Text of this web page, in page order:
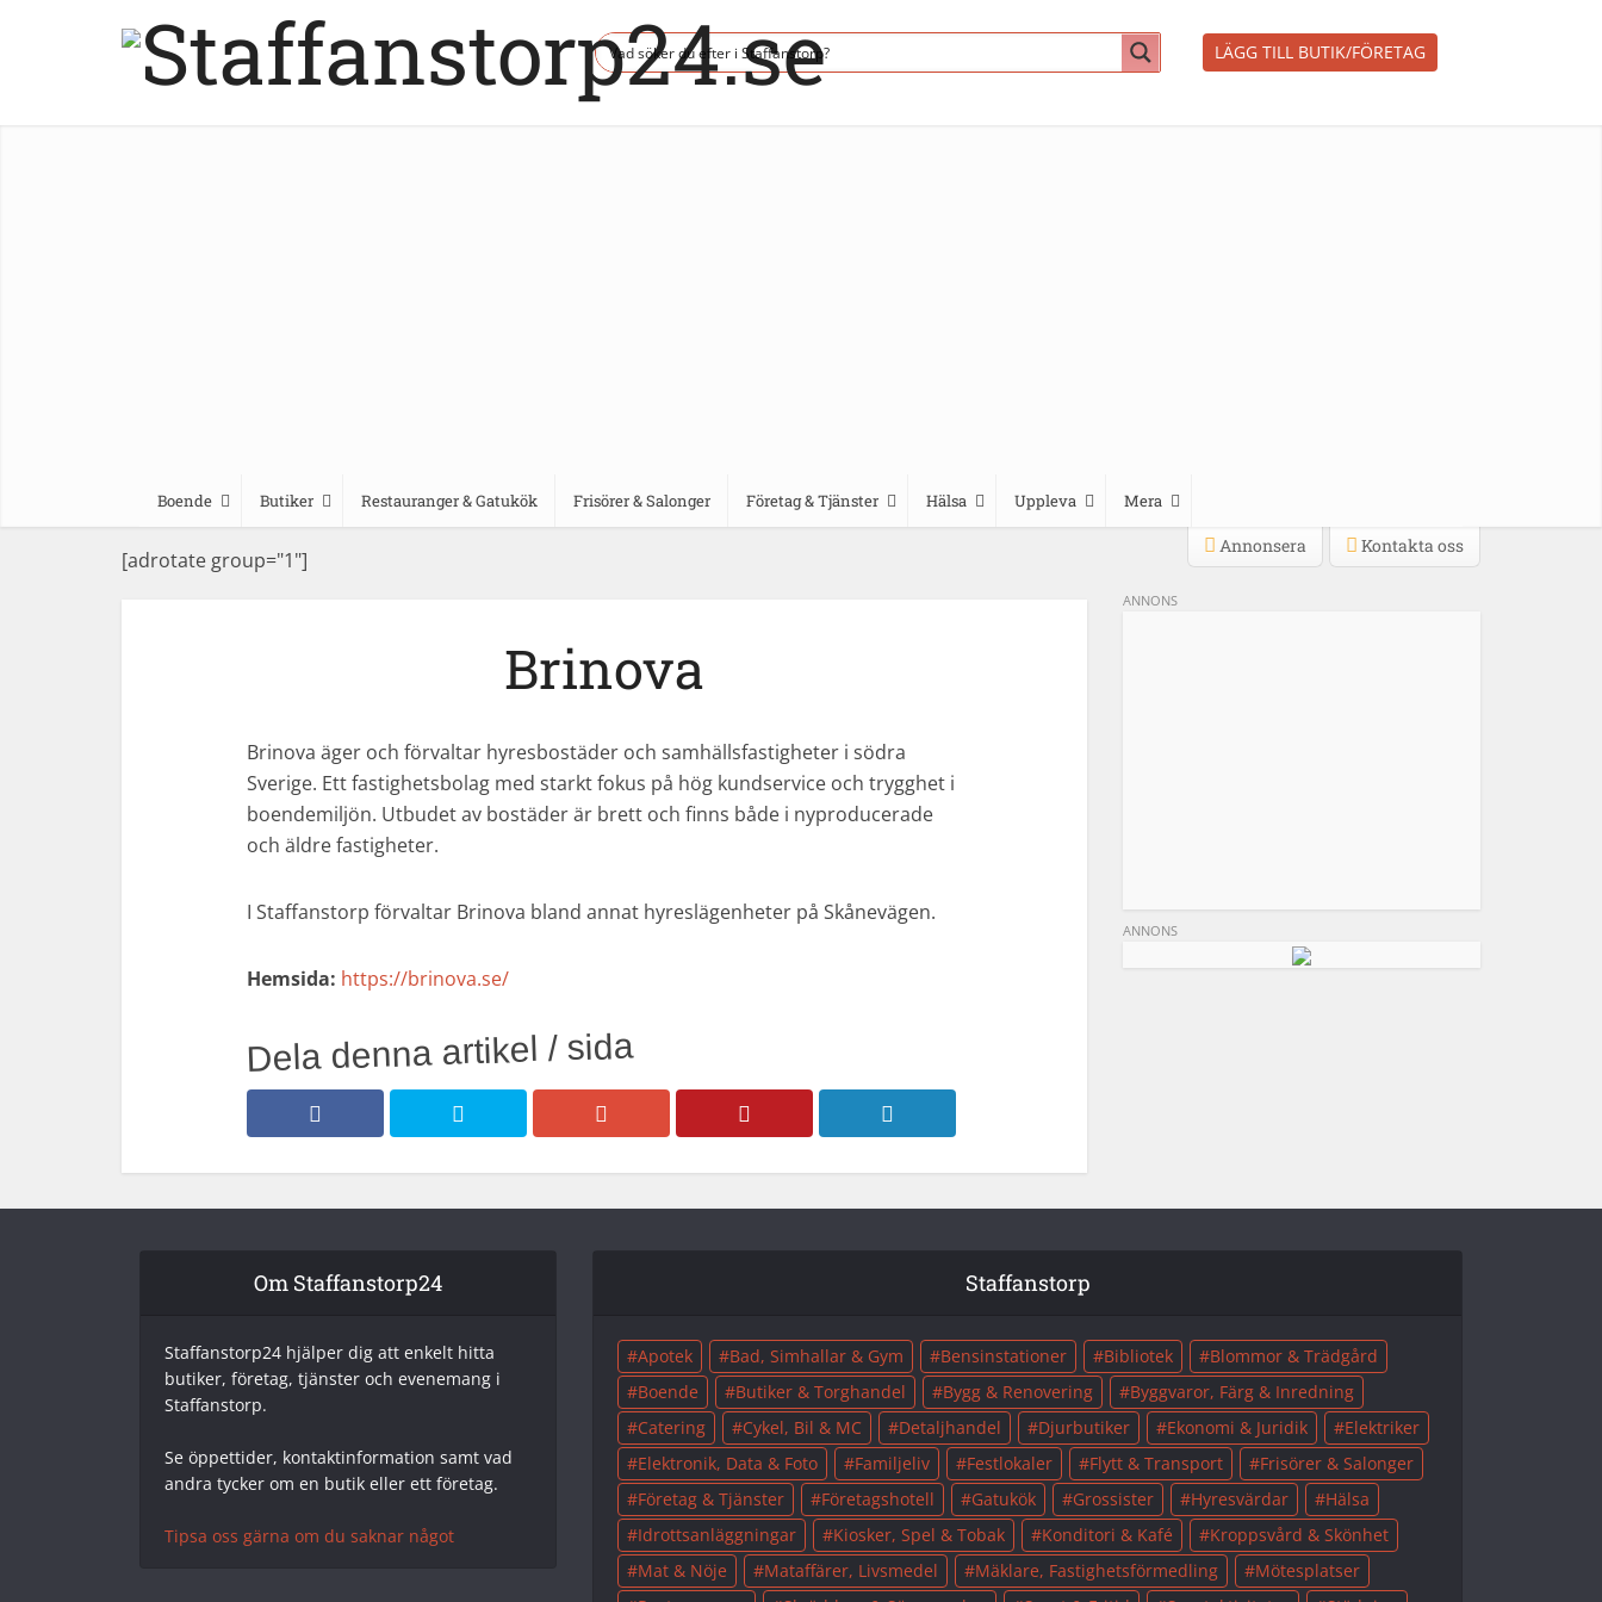
LÄGG TILL BUTIK/FÖRETAG
Boende Butiker Restauranger & Gatukök Frisörer & Salonger Företag & Tjänster Hälsa Uppleva Mera
[adrotate group="1"]
Brinova
Brinova äger och förvaltar hyresbostäder och samhällsfastigheter i södra
Sverige. Ett fastighetsbolag med starkt fokus på hög kundservice och trygghet i
boendemiljön. Utbudet av bostäder är brett och finns både i nyproducerade
och äldre fastigheter.
I Staffanstorp förvaltar Brinova bland annat hyreslägenheter på Skånevägen.
Hemsida: https://brinova.se/
Dela denna artikel / sida
Kontakta oss
Annonsera
ANNONS
ANNONS
Om Staffanstorp24
Staffanstorp24 hjälper dig att enkelt hitta
butiker, företag, tjänster och evenemang i
Staffanstorp.
Se öppettider, kontaktinformation samt vad
andra tycker om en butik eller ett företag.
Tipsa oss gärna om du saknar något
Staffanstorp
Apotek Bad, Simhallar & Gym Bensinstationer Bibliotek
Blommor & Trädgård
Boende
Butiker & Torghandel Bygg & Renovering
Byggvaror, Färg & Inredning
Catering
Cykel, Bil & MC Detaljhandel Djurbutiker Ekonomi & Juridik
Elektriker
Elektronik, Data & Foto
Familjeliv Festlokaler Flytt & Transport
Frisörer & Salonger
Företag & Tjänster
Företagshotell Gatukök Grossister Hyresvärdar
Hälsa
Idrottsanläggningar
Kiosker, Spel & Tobak Konditori & Kafé
Kroppsvård & Skönhet
Mat & Nöje
Mataffärer, Livsmedel Mäklare, Fastighetsförmedling
Mötesplatser